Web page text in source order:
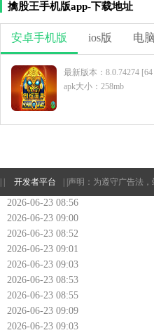
擒股王手机版app-下载地址
安卓手机版 ios版 电
最新版本：8.0.74274 [64
apk大小：258mb
开发者平台 声明：为遵守广告法
2026-06-23 08:56
2026-06-23 09:00
2026-06-23 08:52
2026-06-23 09:01
2026-06-23 09:03
2026-06-23 08:53
2026-06-23 08:55
2026-06-23 09:09
2026-06-23 09:03